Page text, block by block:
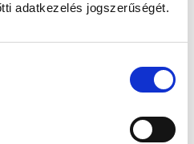
adatkezelés jogszerűségét.